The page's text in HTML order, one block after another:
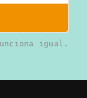
igual.